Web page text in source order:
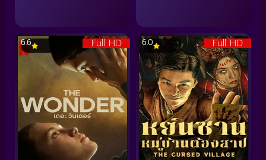
Full HD
6.6 Full HD
6.0